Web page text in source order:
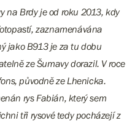
na Brdy je od roku 2013, kdy
zaznamenávána
jako B913 je za tu dobu
ze Šumavy dorazil. V roce
původně ze Lhenicka.
rys Fabián, který sem
tři rysové tedy pocházejí z